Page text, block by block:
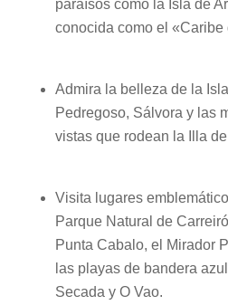
paraísos como la Isla de
conocida como el «Caribe
Admira la belleza de la
Pedregoso, Sálvora y las
vistas que rodean la Illa
Visita lugares
Parque Natural de
Punta Cabalo, el Mirador
las playas de bandera
Secada y O Vao.